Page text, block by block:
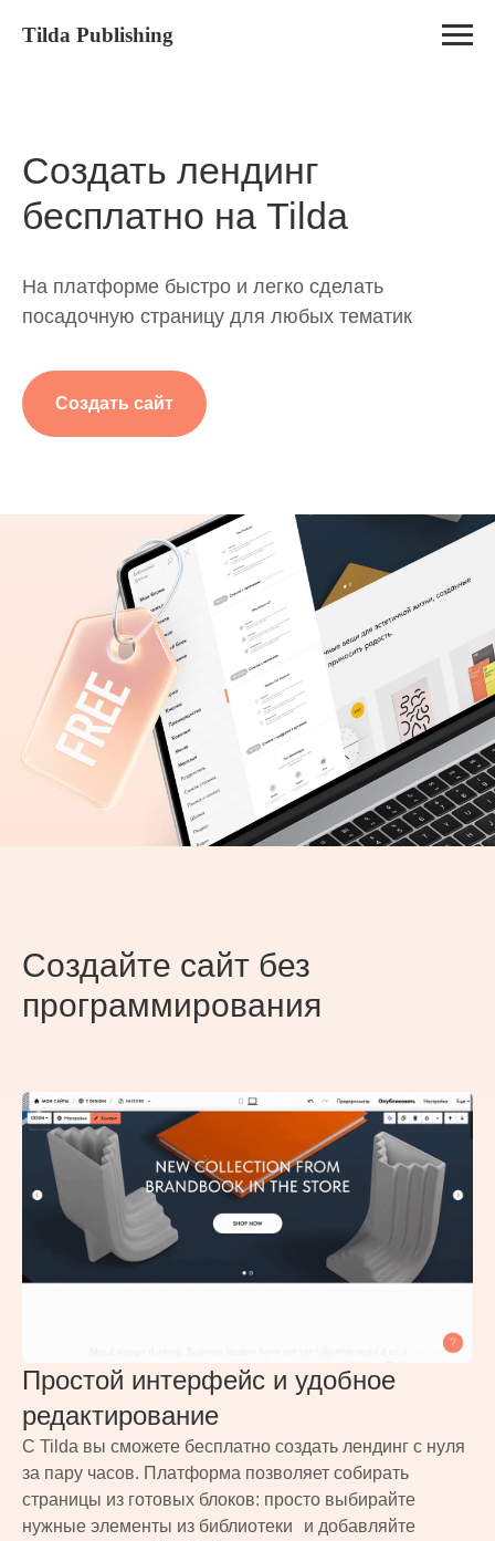
Tilda Publishing
Создать лендинг
бесплатно на Tilda
На платформе быстро и легко сделать
посадочную страницу для любых тематик
Создать сайт
Создайте сайт без
программирования
Простой интерфейс и удобное
редактирование
С Tilda вы сможете бесплатно создать лендинг с нуля
за пару часов. Платформа позволяет собирать
страницы из готовых блоков: просто выбирайте
нужные элементы из библиотеки и добавляйте